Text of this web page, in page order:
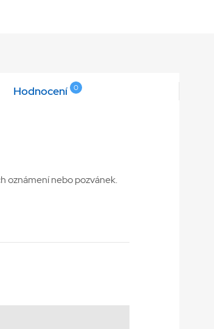
Hodnocení 0
oznámení nebo pozvánek.